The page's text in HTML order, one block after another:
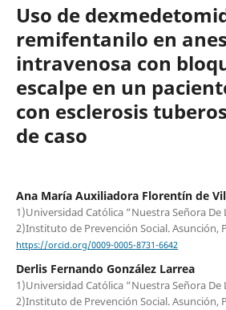
Uso de
remifentanilo en
intravenosa con
escalpe en un
con esclerosis
de caso
Ana María Auxiliadora Florentín de
1)Universidad Católica “Nuestra Señora De
2)Instituto de Prevención Social. Asunción,
https://orcid.org/0009-0005-8731-6642
Derlis Fernando González Larrea
1)Universidad Católica “Nuestra Señora De
2)Instituto de Prevención Social. Asunción,